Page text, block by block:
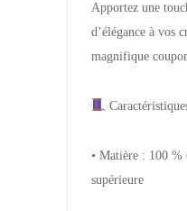
Apportez une
d’élégance à vos
magnifique
• Matière : 100 %
supérieure